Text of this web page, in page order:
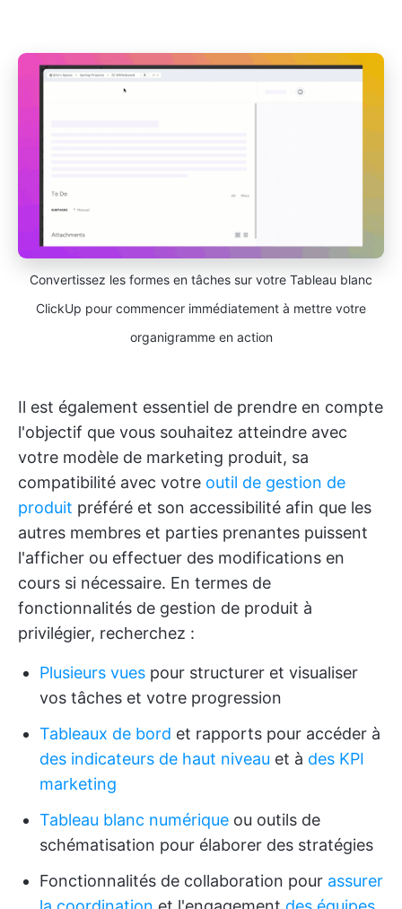
Convertissez les formes en tâches sur votre Tableau blanc
ClickUp pour commencer immédiatement à mettre votre
organigramme en action
Il est également essentiel de prendre en compte
l'objectif que vous souhaitez atteindre avec
votre modèle de marketing produit, sa
compatibilité avec votre outil de gestion de
produit préféré et son accessibilité afin que les
autres membres et parties prenantes puissent
l'afficher ou effectuer des modifications en
cours si nécessaire. En termes de
fonctionnalités de gestion de produit à
privilégier, recherchez :
Plusieurs vues pour structurer et visualiser
vos tâches et votre progression
Tableaux de bord et rapports pour accéder à
des indicateurs de haut niveau et à des KPI
marketing
Tableau blanc numérique ou outils de
schématisation pour élaborer des stratégies
Fonctionnalités de collaboration pour assurer